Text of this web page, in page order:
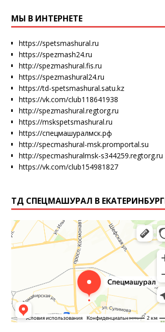
МЫ В ИНТЕРНЕТЕ
https://spetsmashural.ru
https://spezmash24.ru
http://spezmashural.fis.ru
https://spezmashural24.ru
https://td-spetsmashural.satu.kz
https://vk.com/club118641938
http://spezmashural.regtorg.ru
https://mskspetsmashural.ru
https://спецмашуралмск.рф
http://specmashural-msk.promportal.su
http://specmashuralmsk-s344259.regtorg.ru
https://vk.com/club154981827
ТД СПЕЦМАШУРАЛ В